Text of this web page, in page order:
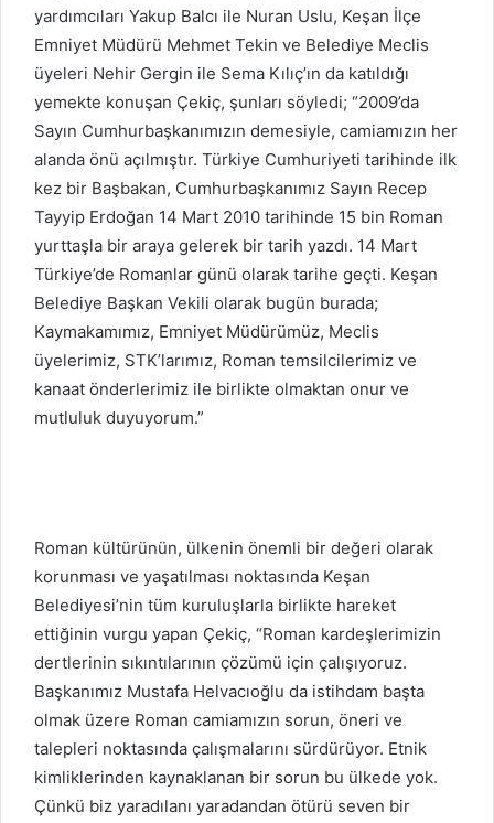
yardımcıları Yakup Balcı ile Nuran Uslu, Keşan İlçe
Emniyet Müdürü Mehmet Tekin ve Belediye Meclis
üyeleri Nehir Gergin ile Sema Kılıç’ın da katıldığı
yemekte konuşan Çekiç, şunları söyledi; “2009’da
Sayın Cumhurbaşkanımızın demesiyle, camiamızın her
alanda önü açılmıştır. Türkiye Cumhuriyeti tarihinde ilk
kez bir Başbakan, Cumhurbaşkanımız Sayın Recep
Tayyip Erdoğan 14 Mart 2010 tarihinde 15 bin Roman
yurttaşla bir araya gelerek bir tarih yazdı. 14 Mart
Türkiye’de Romanlar günü olarak tarihe geçti. Keşan
Belediye Başkan Vekili olarak bugün burada;
Kaymakamımız, Emniyet Müdürümüz, Meclis
üyelerimiz, STK’larımız, Roman temsilcilerimiz ve
kanaat önderlerimiz ile birlikte olmaktan onur ve
mutluluk duyuyorum.”
Roman kültürünün, ülkenin önemli bir değeri olarak
korunması ve yaşatılması noktasında Keşan
Belediyesi’nin tüm kuruluşlarla birlikte hareket
ettiğinin vurgu yapan Çekiç, “Roman kardeşlerimizin
dertlerinin sıkıntılarının çözümü için çalışıyoruz.
Başkanımız Mustafa Helvacıoğlu da istihdam başta
olmak üzere Roman camiamızın sorun, öneri ve
talepleri noktasında çalışmalarını sürdürüyor. Etnik
kimliklerinden kaynaklanan bir sorun bu ülkede yok.
Çünkü biz yaradılanı yaradandan ötürü seven bir